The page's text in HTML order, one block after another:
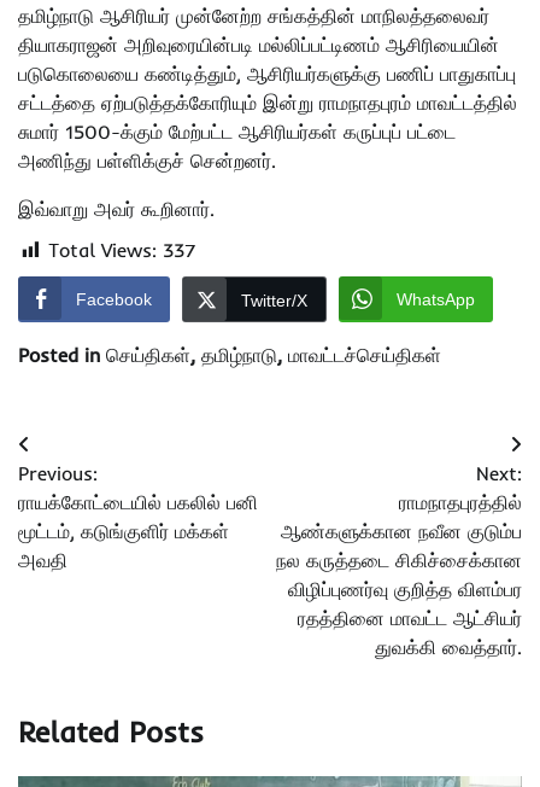
தமிழ்நாடு ஆசிரியர் முன்னேற்ற சங்கத்தின் மாநிலத்தலைவர்
தியாகராஜன் அறிவுரையின்படி மல்லிப்பட்டிணம் ஆசிரியையின்
படுகொலையை கண்டித்தும், ஆசிரியர்களுக்கு பணிப் பாதுகாப்பு
சட்டத்தை ஏற்படுத்தக்கோரியும் இன்று ராமநாதபுரம் மாவட்டத்தில்
சுமார் 1500-க்கும் மேற்பட்ட ஆசிரியர்கள் கருப்புப் பட்டை
அணிந்து பள்ளிக்குச் சென்றனர்.
இவ்வாறு அவர் கூறினார்.
Total Views: 337
Facebook Twitter/X WhatsApp
Posted in செய்திகள், தமிழ்நாடு, மாவட்டச்செய்திகள்
Post
navigation
Previous:
ராயக்கோட்டையில் பகலில் பனி
மூட்டம், கடுங்குளிர் மக்கள்
அவதி
Next:
ராமநாதபுரத்தில்
ஆண்களுக்கான நவீன குடும்ப
நல கருத்தடை சிகிச்சைக்கான
விழிப்புணர்வு குறித்த விளம்பர
ரதத்தினை மாவட்ட ஆட்சியர்
துவக்கி வைத்தார்.
Related Posts